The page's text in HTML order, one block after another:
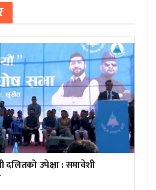
उपेक्षा : समावेशी